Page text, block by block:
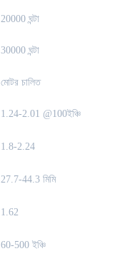
20000 ঘন্টা
30000 ঘন্টা
মোটর চালিত
1.24-2.01 @100ইঞ্চি
1.8-2.24
27.7-44.3 মিমি
1.62
60-500 ইঞ্চি